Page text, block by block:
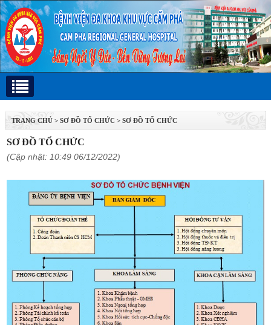
TRANG CHỦ > SƠ ĐỒ TỔ CHỨC > SƠ ĐỒ TỔ CHỨC
SƠ ĐỒ TỔ CHỨC
(Cập nhật: 10:49 06/12/2022)